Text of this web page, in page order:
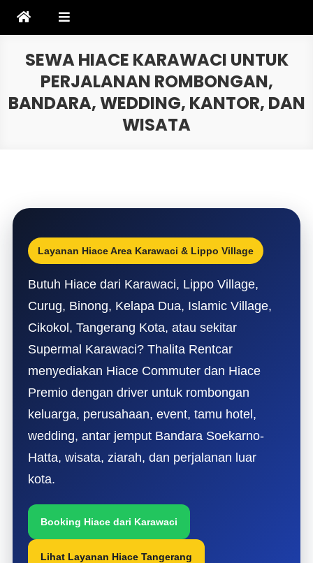
SEWA HIACE KARAWACI UNTUK
PERJALANAN ROMBONGAN,
BANDARA, WEDDING, KANTOR, DAN
WISATA
Layanan Hiace Area Karawaci & Lippo Village
Butuh Hiace dari Karawaci, Lippo Village,
Curug, Binong, Kelapa Dua, Islamic Village,
Cikokol, Tangerang Kota, atau sekitar
Supermal Karawaci? Thalita Rentcar
menyediakan Hiace Commuter dan Hiace
Premio dengan driver untuk rombongan
keluarga, perusahaan, event, tamu hotel,
wedding, antar jemput Bandara Soekarno-
Hatta, wisata, ziarah, dan perjalanan luar
kota.
Booking Hiace dari Karawaci
Lihat Layanan Hiace Tangerang